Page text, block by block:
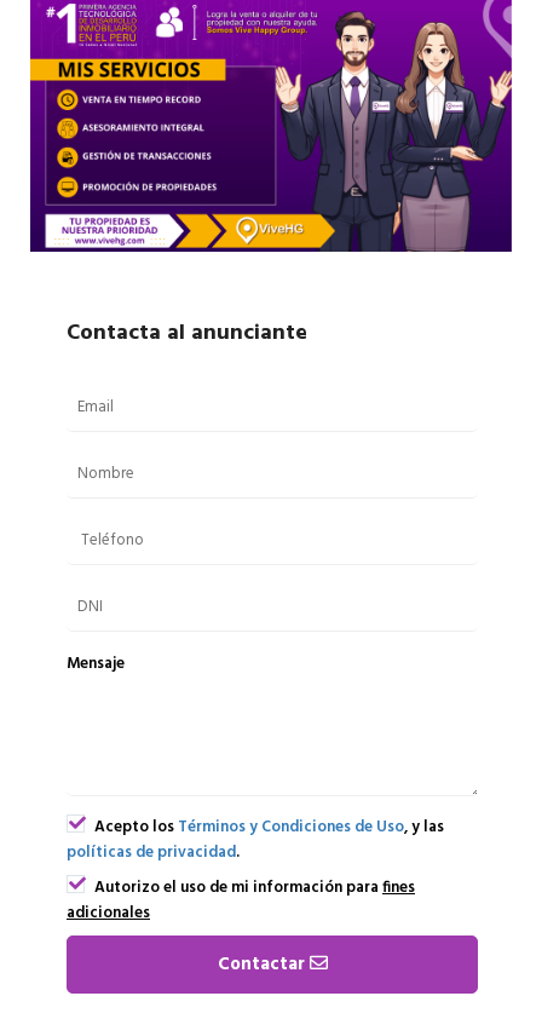
Contacta al anunciante
Mensaje
Acepto losTérminos y Condiciones de Uso, y las
políticas de privacidad.
Autorizo el uso de mi información parafines
adicionales
Contactar